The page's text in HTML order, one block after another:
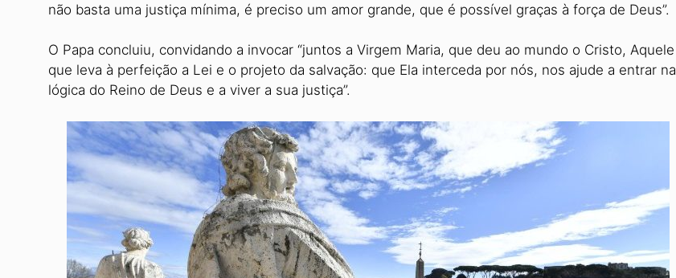
não basta uma justiça mínima, é preciso um amor grande, que é possível graças à força de Deus”.
O Papa concluiu, convidando a invocar “juntos a Virgem Maria, que deu ao mundo o Cristo, Aquele
que leva à perfeição a Lei e o projeto da salvação: que Ela interceda por nós, nos ajude a entrar na
lógica do Reino de Deus e a viver a sua justiça”.